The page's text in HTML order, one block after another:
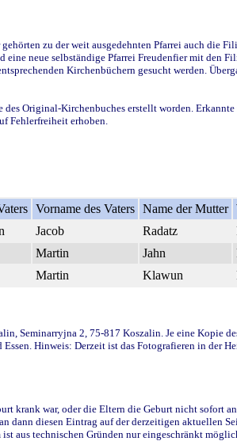
zu der weit ausgedehnten Pfarrei auch die
neue selbständige Pfarrei Freudenfier mit den
Kirchenbüchern gesucht werden.
Original-Kirchenbuches erstellt worden.
Fehlerfreiheit erhoben.
Vorname des Vaters Name der Mutter
Jacob Radatz
Martin Jahn
Martin Klawun
Seminarryjna 2, 75-817 Koszalin. Je eine Kopie
Hinweis: Derzeit ist das Fotografieren in der
krank war, oder die Eltern die Geburt nicht sofort
dann diesen Eintrag auf der derzeitigen aktuellen
aus technischen Gründen nur eingeschränkt